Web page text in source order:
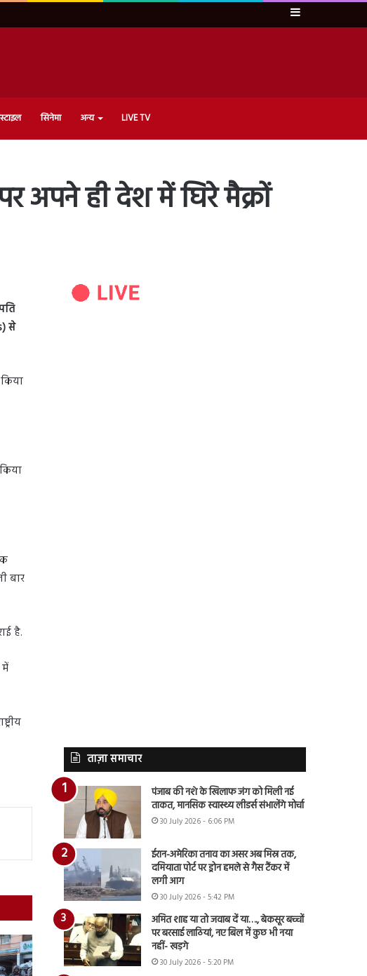
Sidebar
सिनेमा अन्य LIVE TV
अपने ही देश में घिरे मैक्रों
से
बार
है.
ताज़ा समाचार
पंजाब की नशे के खिलाफ जंग को मिली नई
ताकत, मानसिक स्वास्थ्य लीडर्स संभालेंगे मोर्चा
30 July 2026 - 6:06 PM
ईरान-अमेरिका तनाव का असर अब मिस्र तक,
दमियाता पोर्ट पर ड्रोन हमले से गैस टैंकर में
लगी आग
30 July 2026 - 5:42 PM
अमित शाह या तो जवाब दें या…., बेकसूर बच्चों
पर बरसाई लाठियां, नए बिल में कुछ भी नया
नहीं- खड़गे
30 July 2026 - 5:20 PM